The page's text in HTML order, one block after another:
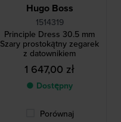
Hugo Boss
1514319
Principle Dress 30.5 mm
Szary prostokątny zegarek
z datownikiem
1 647,00 zł
● Dostępny
Porównaj